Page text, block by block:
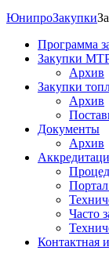
ЮнипроЗакупки
Программа
Закупки
Архив
Закупки
Архив
Документы
Архив
Часто
Контактная